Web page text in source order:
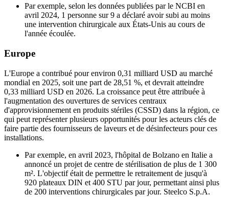
Par exemple, selon les données publiées par le NCBI en
avril 2024, 1 personne sur 9 a déclaré avoir subi au moins
une intervention chirurgicale aux États-Unis au cours de
l'année écoulée.
Europe
L'Europe a contribué pour environ 0,31 milliard USD au marché
mondial en 2025, soit une part de 28,51 %, et devrait atteindre
0,33 milliard USD en 2026. La croissance peut être attribuée à
l'augmentation des ouvertures de services centraux
d'approvisionnement en produits stériles (CSSD) dans la région, ce
qui peut représenter plusieurs opportunités pour les acteurs clés de
faire partie des fournisseurs de laveurs et de désinfecteurs pour ces
installations.
Par exemple, en avril 2023, l'hôpital de Bolzano en Italie a
annoncé un projet de centre de stérilisation de plus de 1 300
m². L'objectif était de permettre le retraitement de jusqu'à
920 plateaux DIN et 400 STU par jour, permettant ainsi plus
de 200 interventions chirurgicales par jour. Steelco S.p.A.